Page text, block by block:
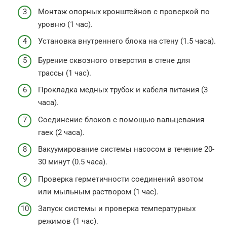
Монтаж опорных кронштейнов с проверкой по
уровню (1 час).
Установка внутреннего блока на стену (1.5 часа).
Бурение сквозного отверстия в стене для
трассы (1 час).
Прокладка медных трубок и кабеля питания (3
часа).
Соединение блоков с помощью вальцевания
гаек (2 часа).
Вакуумирование системы насосом в течение 20-
30 минут (0.5 часа).
Проверка герметичности соединений азотом
или мыльным раствором (1 час).
Запуск системы и проверка температурных
режимов (1 час).